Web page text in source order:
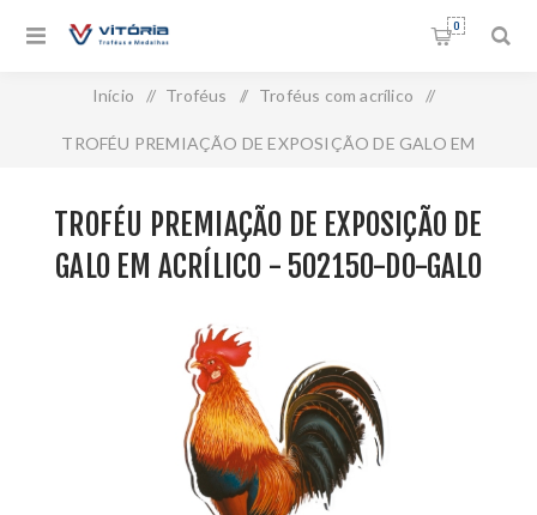
0
Início / Troféus / Troféus com acrílico /
TROFÉU PREMIAÇÃO DE EXPOSIÇÃO DE GALO EM
TROFÉU PREMIAÇÃO DE EXPOSIÇÃO DE
GALO EM ACRÍLICO - 502150-DO-GALO